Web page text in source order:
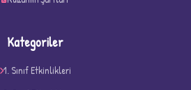
Kategoriler
1. Sınıf Etkinlikleri